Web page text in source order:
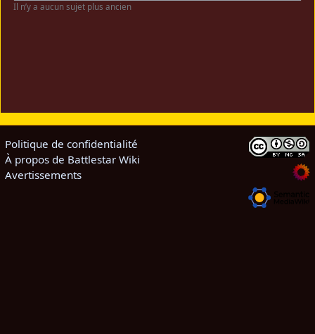
Il n’y a aucun sujet plus ancien
Politique de confidentialité
À propos de Battlestar Wiki
Avertissements